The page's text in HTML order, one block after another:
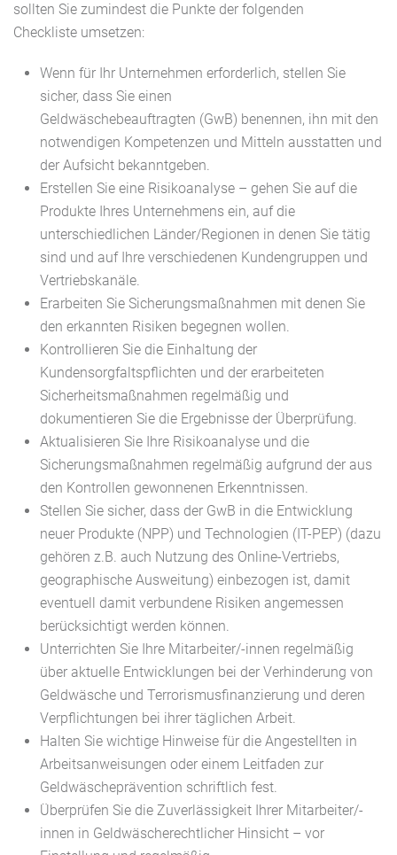
sollten Sie zumindest die Punkte der folgenden
Checkliste umsetzen:
Wenn für Ihr Unternehmen erforderlich, stellen Sie
sicher, dass Sie einen
Geldwäschebeauftragten (GwB) benennen, ihn mit den
notwendigen Kompetenzen und Mitteln ausstatten und
der Aufsicht bekanntgeben.
Erstellen Sie eine Risikoanalyse – gehen Sie auf die
Produkte Ihres Unternehmens ein, auf die
unterschiedlichen Länder/Regionen in denen Sie tätig
sind und auf Ihre verschiedenen Kundengruppen und
Vertriebskanäle.
Erarbeiten Sie Sicherungsmaßnahmen mit denen Sie
den erkannten Risiken begegnen wollen.
Kontrollieren Sie die Einhaltung der
Kundensorgfaltspflichten und der erarbeiteten
Sicherheitsmaßnahmen regelmäßig und
dokumentieren Sie die Ergebnisse der Überprüfung.
Aktualisieren Sie Ihre Risikoanalyse und die
Sicherungsmaßnahmen regelmäßig aufgrund der aus
den Kontrollen gewonnenen Erkenntnissen.
Stellen Sie sicher, dass der GwB in die Entwicklung
neuer Produkte (NPP) und Technologien (IT-PEP) (dazu
gehören z.B. auch Nutzung des Online-Vertriebs,
geographische Ausweitung) einbezogen ist, damit
eventuell damit verbundene Risiken angemessen
berücksichtigt werden können.
Unterrichten Sie Ihre Mitarbeiter/-innen regelmäßig
über aktuelle Entwicklungen bei der Verhinderung von
Geldwäsche und Terrorismusfinanzierung und deren
Verpflichtungen bei ihrer täglichen Arbeit.
Halten Sie wichtige Hinweise für die Angestellten in
Arbeitsanweisungen oder einem Leitfaden zur
Geldwäscheprävention schriftlich fest.
Überprüfen Sie die Zuverlässigkeit Ihrer Mitarbeiter/-
innen in Geldwäscherechtlicher Hinsicht – vor